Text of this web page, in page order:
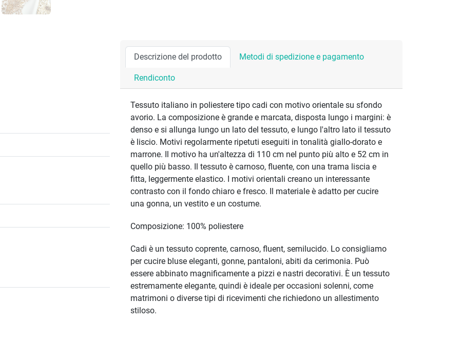
Descrizione del prodotto Metodi di spedizione e pagamento
Rendiconto
Tessuto italiano in poliestere tipo cadi con motivo orientale su sfondo
avorio. La composizione è grande e marcata, disposta lungo i margini: è
denso e si allunga lungo un lato del tessuto, e lungo l'altro lato il tessuto
è liscio. Motivi regolarmente ripetuti eseguiti in tonalità giallo-dorato e
marrone. Il motivo ha un'altezza di 110 cm nel punto più alto e 52 cm in
quello più basso. Il tessuto è carnoso, fluente, con una trama liscia e
fitta, leggermente elastico. I motivi orientali creano un interessante
contrasto con il fondo chiaro e fresco. Il materiale è adatto per cucire
una gonna, un vestito e un costume.
Composizione: 100% poliestere
Cadi è un tessuto coprente, carnoso, fluent, semilucido. Lo consigliamo
per cucire bluse eleganti, gonne, pantaloni, abiti da cerimonia. Può
essere abbinato magnificamente a pizzi e nastri decorativi. È un tessuto
estremamente elegante, quindi è ideale per occasioni solenni, come
matrimoni o diverse tipi di ricevimenti che richiedono un allestimento
stiloso.